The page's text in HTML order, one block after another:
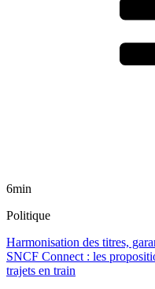
6min
Politique
Harmonisation des titres,
SNCF Connect : les
trajets en train